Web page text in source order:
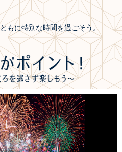
もに特別な時間を過ごそう。